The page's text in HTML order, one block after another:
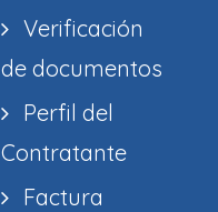
Verificación
de documentos
Perfil del
Contratante
Factura